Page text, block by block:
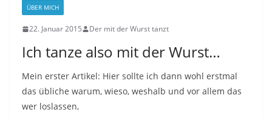
ÜBER MICH
22. Januar 2015 Der mit der Wurst tanzt
Ich tanze also mit der Wurst…
Mein erster Artikel: Hier sollte ich dann wohl erstmal
das übliche warum, wieso, weshalb und vor allem das
wer loslassen,